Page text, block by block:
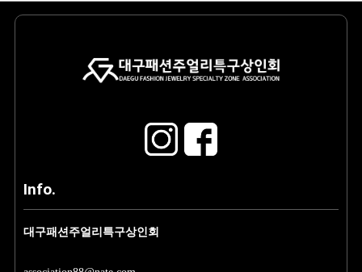
Info.
대구패션주얼리특구상인회